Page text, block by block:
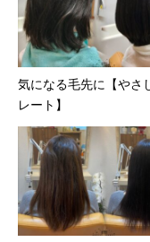
気になる毛先に【やさ
レート】